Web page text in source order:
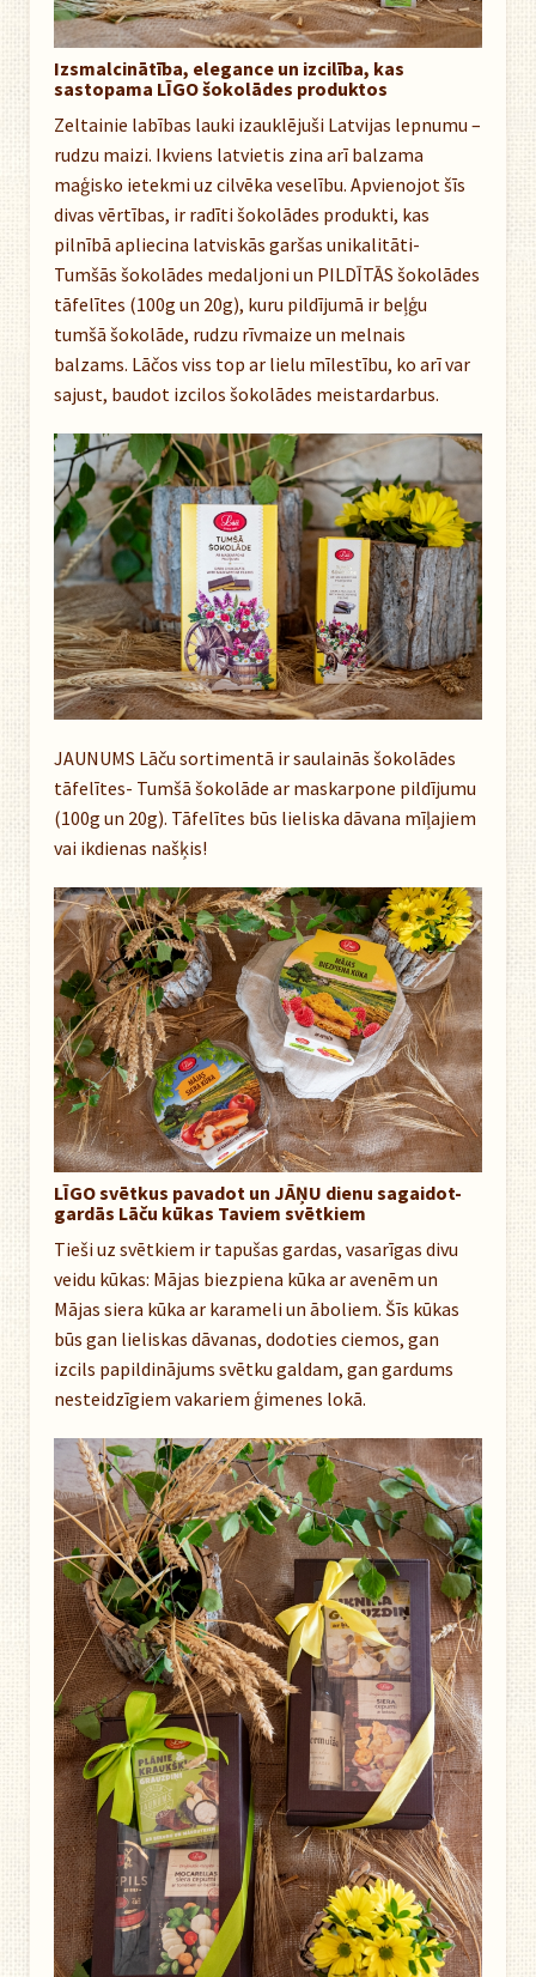
Izsmalcinātība, elegance un izcilība, kas
sastopama LĪGO šokolādes produktos
Zeltainie labības lauki izauklējuši Latvijas lepnumu –
rudzu maizi. Ikviens latvietis zina arī balzama
maģisko ietekmi uz cilvēka veselību. Apvienojot šīs
divas vērtības, ir radīti šokolādes produkti, kas
pilnībā apliecina latviskās garšas unikalitāti-
Tumšās šokolādes medaljoni un PILDĪTĀS šokolādes
tāfelītes (100g un 20g), kuru pildījumā ir beļģu
tumšā šokolāde, rudzu rīvmaize un melnais
balzams. Lāčos viss top ar lielu mīlestību, ko arī var
sajust, baudot izcilos šokolādes meistardarbus.
JAUNUMS Lāču sortimentā ir saulainās šokolādes
tāfelītes- Tumšā šokolāde ar maskarpone pildījumu
(100g un 20g). Tāfelītes būs lieliska dāvana mīļajiem
vai ikdienas našķis!
LĪGO svētkus pavadot un JĀŅU dienu sagaidot-
gardās Lāču kūkas Taviem svētkiem
Tieši uz svētkiem ir tapušas gardas, vasarīgas divu
veidu kūkas: Mājas biezpiena kūka ar avenēm un
Mājas siera kūka ar karameli un āboliem. Šīs kūkas
būs gan lieliskas dāvanas, dodoties ciemos, gan
izcils papildinājums svētku galdam, gan gardums
nesteidzīgiem vakariem ģimenes lokā.